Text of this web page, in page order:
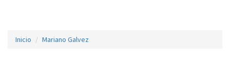
Inicio Mariano Galvez